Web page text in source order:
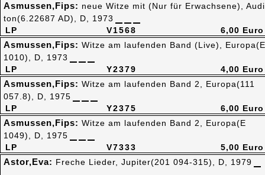
V1568
LP
Asmussen,Fips: neue Witze mit (Nur für Erwachsene), Audi
ton(6.22687 AD), D, 1973
6,00 Euro
Y2379
LP
Asmussen,Fips: Witze am laufenden Band (Live), Europa(E
1010), D, 1973
4,00 Euro
Y2375
LP
Asmussen,Fips: Witze am laufenden Band 2, Europa(111
057.8), D, 1975
6,00 Euro
V7333
LP
Asmussen,Fips: Witze am laufenden Band 2, Europa(E
1049), D, 1975
5,00 Euro
Astor,Eva: Freche Lieder, Jupiter(201 094-315), D, 1979